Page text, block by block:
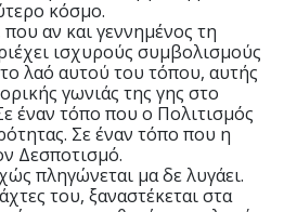
κόσμο.
αν και γεννημένος τη
ισχυρούς συμβολισμούς
λαό αυτού του τόπου, αυτής
γωνιάς της γης στο
έναν τόπο που ο Πολιτισμός
Σε έναν τόπο που η
Δεσποτισμό.
πληγώνεται μα δε λυγάει.
του, ξαναστέκεται στα